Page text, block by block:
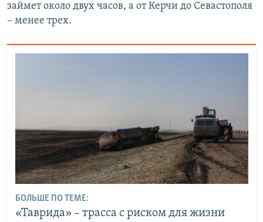
займет около двух часов, а от Керчи до Севастополя
– менее трех.
БОЛЬШЕ ПО ТЕМЕ:
«Таврида» – трасса с риском для жизни